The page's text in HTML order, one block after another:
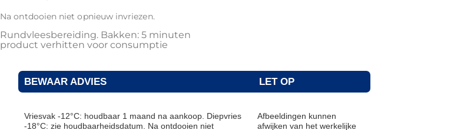
Na ontdooien niet opnieuw invriezen.
Rundvleesbereiding. Bakken: 5 minuten
product verhitten voor consumptie
BEWAAR ADVIES LET OP
Vriesvak -12°C: houdbaar 1 maand na aankoop. Diepvries
-18°C: zie houdbaarheidsdatum. Na ontdooien niet
Afbeeldingen kunnen
afwijken van het werkelijke